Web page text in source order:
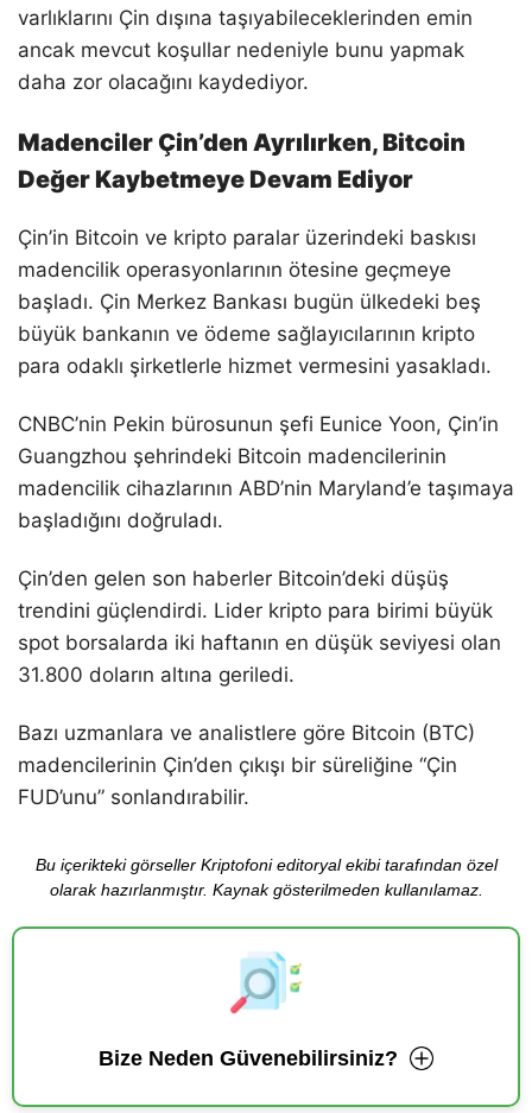
varlıklarını Çin dışına taşıyabileceklerinden emin
ancak mevcut koşullar nedeniyle bunu yapmak
daha zor olacağını kaydediyor.
Madenciler Çin’den Ayrılırken, Bitcoin
Değer Kaybetmeye Devam Ediyor
Çin’in Bitcoin ve kripto paralar üzerindeki baskısı
madencilik operasyonlarının ötesine geçmeye
başladı. Çin Merkez Bankası bugün ülkedeki beş
büyük bankanın ve ödeme sağlayıcılarının kripto
para odaklı şirketlerle hizmet vermesini yasakladı.
CNBC’nin Pekin bürosunun şefi Eunice Yoon, Çin’in
Guangzhou şehrindeki Bitcoin madencilerinin
madencilik cihazlarının ABD’nin Maryland’e taşımaya
başladığını doğruladı.
Çin’den gelen son haberler Bitcoin’deki düşüş
trendini güçlendirdi. Lider kripto para birimi büyük
spot borsalarda iki haftanın en düşük seviyesi olan
31.800 doların altına geriledi.
Bazı uzmanlara ve analistlere göre Bitcoin (BTC)
madencilerinin Çin’den çıkışı bir süreliğine “Çin
FUD’unu” sonlandırabilir.
Bu içerikteki görseller Kriptofoni editoryal ekibi tarafından özel
olarak hazırlanmıştır. Kaynak gösterilmeden kullanılamaz.
Bize Neden Güvenebilirsiniz?